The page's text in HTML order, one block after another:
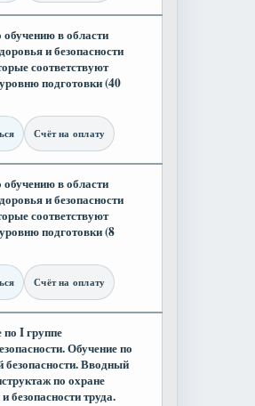
в области
и безопасности
соответствуют
подготовки (40
Счёт на оплату
в области
и безопасности
соответствуют
подготовки (8
Счёт на оплату
по I группе
Обучение по
безопасности. Вводный
по охране
безопасности труда.